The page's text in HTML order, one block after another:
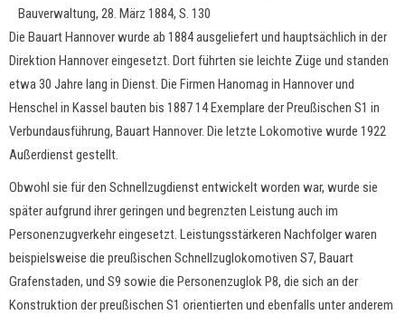
Die Bauart Hannover wurde ab 1884 ausgeliefert und hauptsächlich in der
Direktion Hannover eingesetzt. Dort führten sie leichte Züge und standen
etwa 30 Jahre lang in Dienst. Die Firmen Hanomag in Hannover und
Henschel in Kassel bauten bis 1887 14 Exemplare der Preußischen S1 in
Verbundausführung, Bauart Hannover. Die letzte Lokomotive wurde 1922
Außerdienst gestellt.
Obwohl sie für den Schnellzugdienst entwickelt worden war, wurde sie
später aufgrund ihrer geringen und begrenzten Leistung auch im
Personenzugverkehr eingesetzt. Leistungsstärkeren Nachfolger waren
beispielsweise die preußischen Schnellzuglokomotiven S7, Bauart
Grafenstaden, und S9 sowie die Personenzuglok P8, die sich an der
Konstruktion der preußischen S1 orientierten und ebenfalls unter anderem